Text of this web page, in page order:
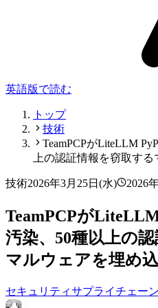
英語版で読む
トップ
技術
TeamPCPがLiteLLM
上の認証情報を窃取す
技術2026年3月25日(水) 2026
TeamPCPが
汚染、50種以上の
マルウェアを埋め
セキュリティサプライチェーン